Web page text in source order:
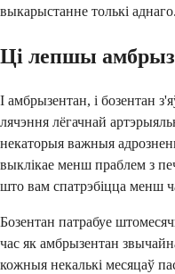
выкарыстанне толькі аднаго.
Ці лепшы
І амбрызентан, і бозентан
лячэння лёгачнай
некаторыя важныя
выклікае менш праблем з
што вам спатрэбіцца менш
Бозентан патрабуе
час як амбрызентан
кожныя некалькі месяцаў